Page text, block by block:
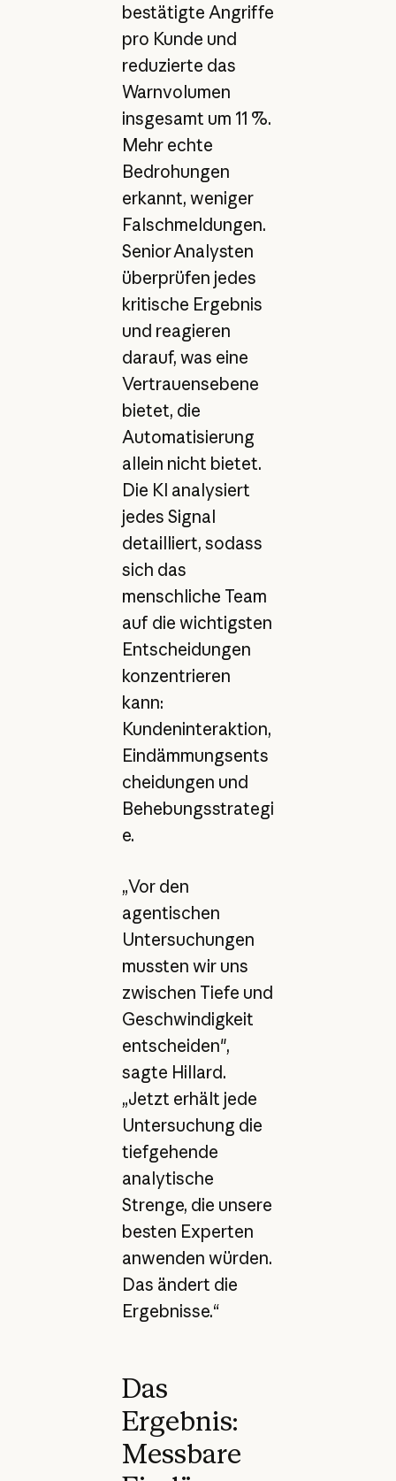
bestätigte Angriffe
pro Kunde und
reduzierte das
Warnvolumen
insgesamt um 11 %.
Mehr echte
Bedrohungen
erkannt, weniger
Falschmeldungen.
Senior Analysten
überprüfen jedes
kritische Ergebnis
und reagieren
darauf, was eine
Vertrauensebene
bietet, die
Automatisierung
allein nicht bietet.
Die KI analysiert
jedes Signal
detailliert, sodass
sich das
menschliche Team
auf die wichtigsten
Entscheidungen
konzentrieren
kann:
Kundeninteraktion,
Eindämmungsents
cheidungen und
Behebungsstrategi
e.
„Vor den
agentischen
Untersuchungen
mussten wir uns
zwischen Tiefe und
Geschwindigkeit
entscheiden",
sagte Hillard.
„Jetzt erhält jede
Untersuchung die
tiefgehende
analytische
Strenge, die unsere
besten Experten
anwenden würden.
Das ändert die
Ergebnisse.“
Das
Ergebnis:
Messbare